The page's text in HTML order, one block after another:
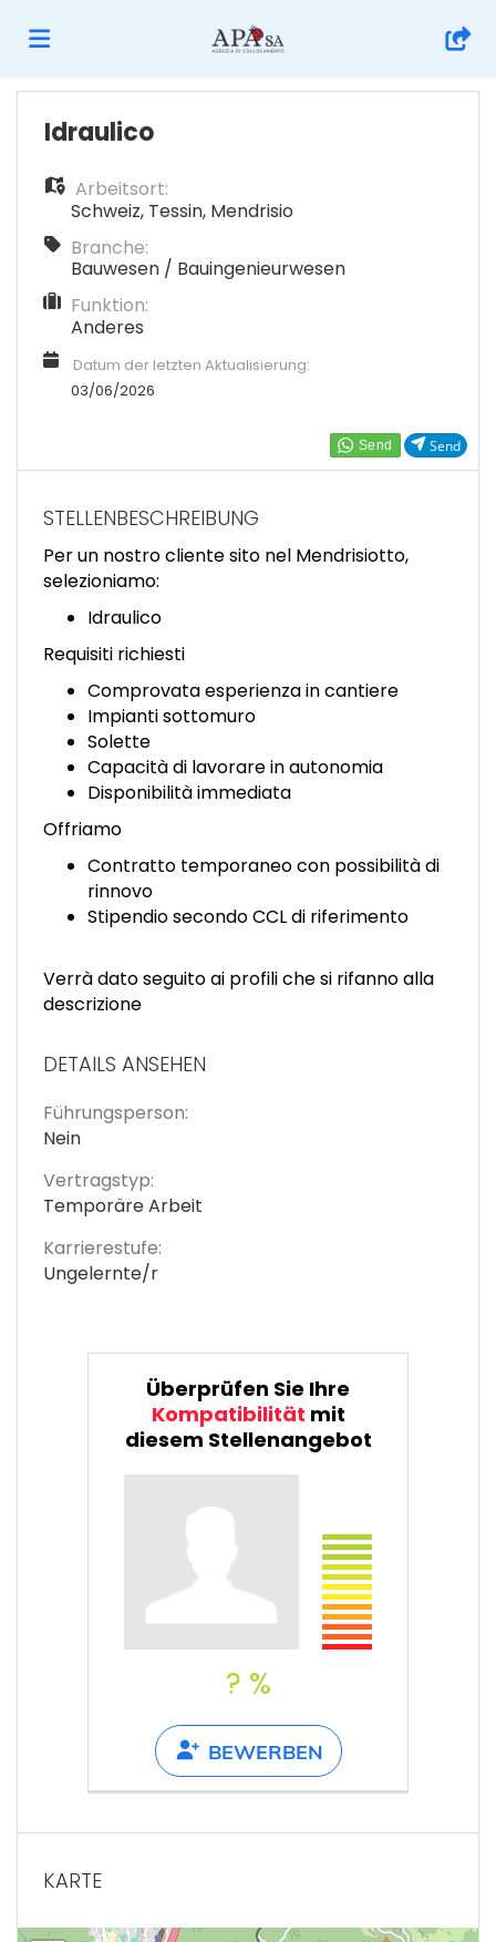
Home
Stellen
Lebenslauf
FR
IT
DE
ES
PT
Send
Idraulico
Arbeitsort:
Schweiz, Tessin, Mendrisio
Branche:
Bauwesen / Bauingenieurwesen
Funktion:
Anderes
Datum der letzten Aktualisierung:
03/06/2026
STELLENBESCHREIBUNG
Per un nostro cliente sito nel Mendrisiotto,
selezioniamo:
Idraulico
Requisiti richiesti
Comprovata esperienza in cantiere
Impianti sottomuro
Solette
Capacità di lavorare in autonomia
Disponibilità immediata
Offriamo
Contratto temporaneo con possibilità di
rinnovo
Stipendio secondo CCL di riferimento
Verrà dato seguito ai profili che si rifanno alla
descrizione
DETAILS ANSEHEN
Führungsperson:
Nein
Vertragstyp:
Temporäre Arbeit
Karrierestufe:
Ungelernte/r
Überprüfen Sie Ihre
Kompatibilität mit
diesem Stellenangebot
? %
BEWERBEN
KARTE